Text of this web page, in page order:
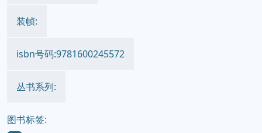
装帧:
isbn号码:9781600245572
丛书系列:
图书标签: